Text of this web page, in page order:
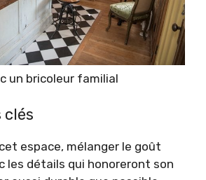
un bricoleur familial
clés
espace, mélanger le goût
les détails qui honoreront son